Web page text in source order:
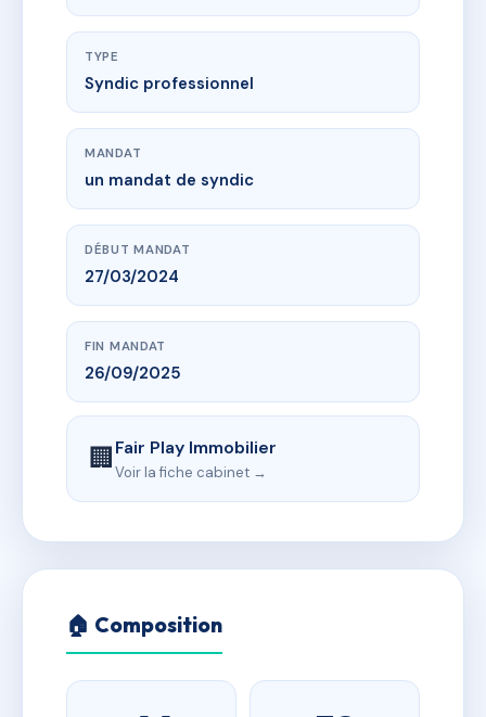
TYPE
Syndic professionnel
MANDAT
un mandat de syndic
DÉBUT MANDAT
27/03/2024
FIN MANDAT
26/09/2025
🏢Fair Play Immobilier
Voir la fiche cabinet →
🏠 Composition